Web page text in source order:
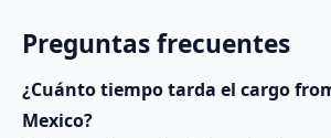
Preguntas frecuentes
¿Cuánto tiempo tarda el cargo
Mexico?